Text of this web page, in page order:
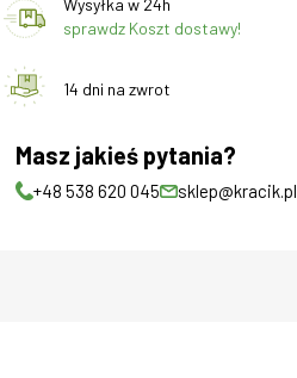
Wysyłka w 24h
sprawdz Koszt dostawy!
14 dni na zwrot
Masz jakieś pytania?
+48 538 620 045 sklep@kracik.pl